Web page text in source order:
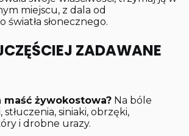
miejscu, z dala od
światła słonecznego.
ZADAWANE
maść żywokostowa? Na bóle
siniaki, obrzęki,
i drobne urazy.